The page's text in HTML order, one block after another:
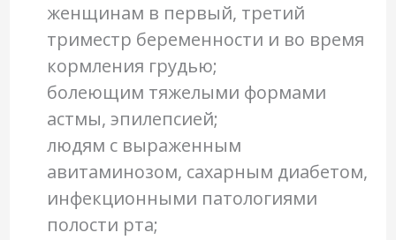
женщинам в первый, третий
триместр беременности и во время
кормления грудью;
болеющим тяжелыми формами
астмы, эпилепсией;
людям с выраженным
авитаминозом, сахарным диабетом,
инфекционными патологиями
полости рта;